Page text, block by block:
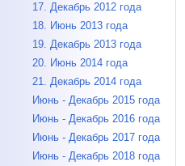
17. Декабрь 2012 года
18. Июнь 2013 года
19. Декабрь 2013 года
20. Июнь 2014 года
21. Декабрь 2014 года
Июнь - Декабрь 2015 года
Июнь - Декабрь 2016 года
Июнь - Декабрь 2017 года
Июнь - Декабрь 2018 года